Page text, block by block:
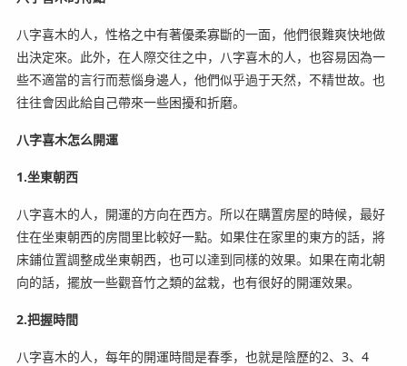
八字喜木的人，性格之中有著優柔寡斷的一面，他們很難爽快地做
出決定來。此外，在人際交往之中，八字喜木的人，也容易因為一
些不適當的言行而惹惱身邊人，他們似乎過于天然，不精世故。也
往往會因此給自己帶來一些困擾和折磨。
八字喜木怎么開運
1.坐東朝西
八字喜木的人，開運的方向在西方。所以在購置房屋的時候，最好
住在坐東朝西的房間里比較好一點。如果住在家里的東方的話，將
床鋪位置調整成坐東朝西，也可以達到同樣的效果。如果在南北朝
向的話，擺放一些觀音竹之類的盆栽，也有很好的開運效果。
2.把握時間
八字喜木的人，每年的開運時間是春季，也就是陰歷的2、3、4